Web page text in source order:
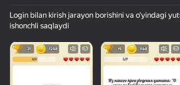
Login bilan kirish jarayon borishini va o‘yindagi
ishonchli saqlaydi